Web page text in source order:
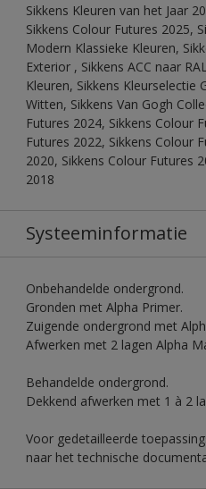
Sikkens Kleuren van het Jaar
Sikkens Colour Futures 2025,
Modern Klassieke Kleuren,
Exterior , Sikkens ACC naar
Kleuren, Sikkens Kleurselectie
Witten, Sikkens Van Gogh
Futures 2024, Sikkens Colour
Futures 2022, Sikkens Colour
2020, Sikkens Colour Futures
2018
Systeeminformatie
Onbehandelde ondergrond.
Gronden met Alpha Primer.
Zuigende ondergrond met
Afwerken met 2 lagen Alpha
Behandelde ondergrond.
Dekkend afwerken met 1 à 2
Voor gedetailleerde
naar het technische